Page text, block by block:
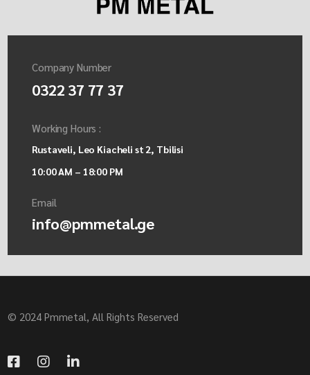
Company Number
0322 37 77 37
Working Hours :
Rustaveli, Leo Kiacheli st 2, Tbilisi
10:00 AM – 18:00 PM
Email
info@pmmetal.ge
© 2024 Pmmetal, All Rights Reserved